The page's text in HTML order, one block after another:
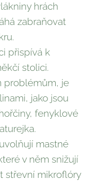
hrách
zabraňovat
přispívá k
stolici.
problémům, je
jako jsou
fenyklové
mastné
v něm snižují
střevní mikroflóry